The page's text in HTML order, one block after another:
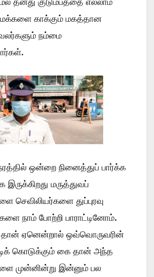
மக்களை காக்கும் மகத்தான
நம்மை
ஒன்றை நினைத்துப் பார்க்க
மருத்துவப்
செவிலியர்களை துப்புரவு
நாம் போற்றி பாராட்டினோம்.
ஏனென்றால் ஒவ்வொருவரின்
கொடுக்கும் கை தான் அந்த
முன்னின்று இன்னும் பல